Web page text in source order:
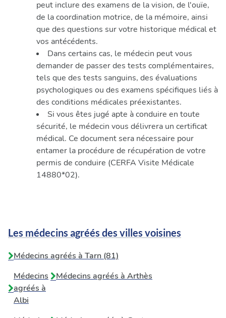
peut inclure des examens de la vision, de l'ouïe,
de la coordination motrice, de la mémoire, ainsi
que des questions sur votre historique médical et
vos antécédents.
Dans certains cas, le médecin peut vous
demander de passer des tests complémentaires,
tels que des tests sanguins, des évaluations
psychologiques ou des examens spécifiques liés à
des conditions médicales préexistantes.
Si vous êtes jugé apte à conduire en toute
sécurité, le médecin vous délivrera un certificat
médical. Ce document sera nécessaire pour
entamer la procédure de récupération de votre
permis de conduire (CERFA Visite Médicale
14880*02).
Les médecins agréés des villes voisines
Médecins agréés à Tarn (81)
Médecins
agréés à
Albi
Médecins agréés à Arthès